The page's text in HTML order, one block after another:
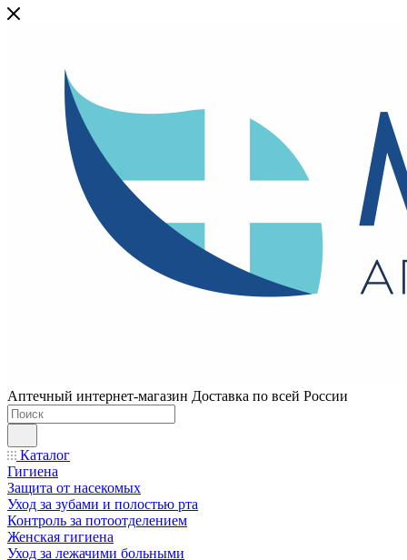
Аптечный интернет-магазин Доставка по всей России
Каталог
Гигиена
Защита от насекомых
Уход за зубами и полостью рта
Контроль за потоотделением
Женская гигиена
Уход за лежачими больными